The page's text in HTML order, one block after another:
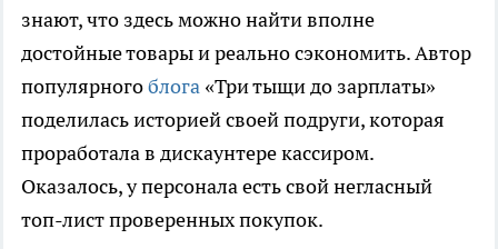
знают, что здесь можно найти вполне
достойные товары и реально сэкономить. Автор
популярногоблога «Три тыщи до зарплаты»
поделилась историей своей подруги, которая
проработала в дискаунтере кассиром.
Оказалось, у персонала есть свой негласный
топ-лист проверенных покупок.